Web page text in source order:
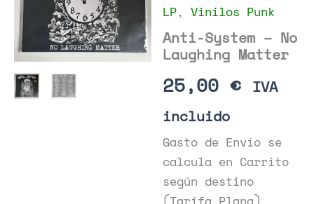
LP,Vinilos Punk
Anti-System – No
Laughing Matter
25,00 € IVA
incluido
Gasto de Envío se
calcula en Carrito
según destino